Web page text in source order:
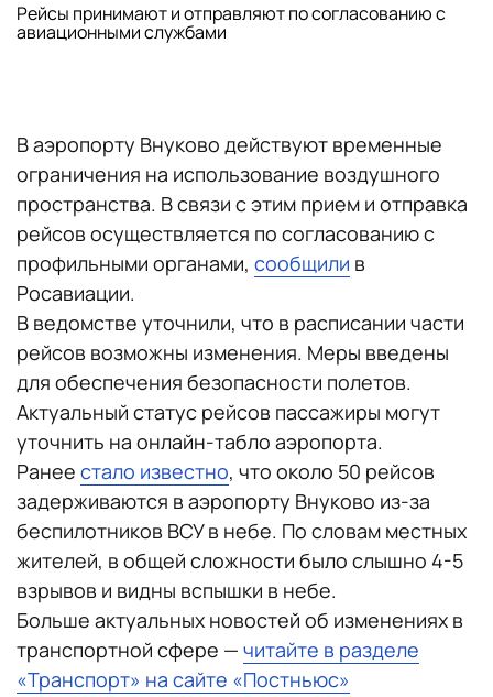
Рейсы принимают и отправляют по согласованию с
авиационными службами
В аэропорту Внуково действуют временные
ограничения на использование воздушного
пространства. В связи с этим прием и отправка
рейсов осуществляется по согласованию с
профильными органами, сообщили в
Росавиации.
В ведомстве уточнили, что в расписании части
рейсов возможны изменения. Меры введены
для обеспечения безопасности полетов.
Актуальный статус рейсов пассажиры могут
уточнить на онлайн-табло аэропорта.
Ранее стало известно, что около 50 рейсов
задерживаются в аэропорту Внуково из-за
беспилотников ВСУ в небе. По словам местных
жителей, в общей сложности было слышно 4-5
взрывов и видны вспышки в небе.
Больше актуальных новостей об изменениях в
транспортной сфере — читайте в разделе
«Транспорт» на сайте «Постньюс»